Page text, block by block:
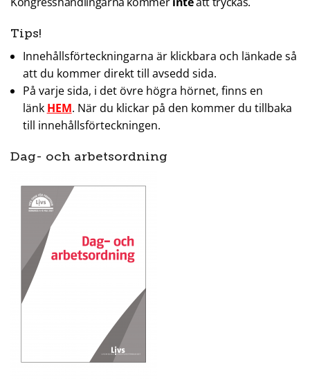
Tips!
Innehållsförteckningarna är klickbara och länkade så
att du kommer direkt till avsedd sida.
På varje sida, i det övre högra hörnet, finns en
länk HEM. När du klickar på den kommer du tillbaka
till innehållsförteckningen.
Dag- och arbetsordning